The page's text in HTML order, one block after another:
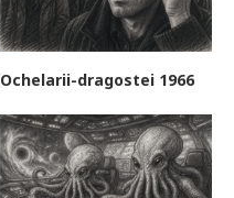
Ochelarii-dragostei 1966